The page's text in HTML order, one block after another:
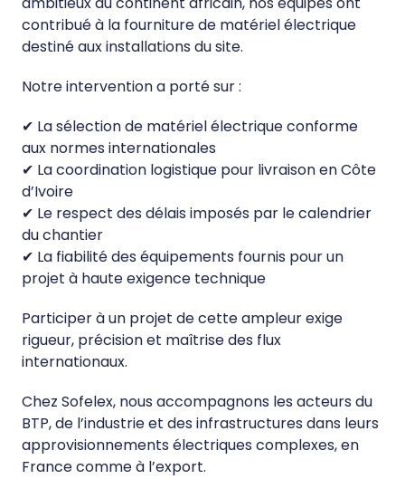
contribué à la fourniture de matériel électrique
destiné aux installations du site.
Notre intervention a porté sur :
✔ La sélection de matériel électrique conforme
aux normes internationales
✔ La coordination logistique pour livraison en Côte
d’Ivoire
✔ Le respect des délais imposés par le calendrier
du chantier
✔ La fiabilité des équipements fournis pour un
projet à haute exigence technique
Participer à un projet de cette ampleur exige
rigueur, précision et maîtrise des flux
internationaux.
Chez Sofelex, nous accompagnons les acteurs du
BTP, de l’industrie et des infrastructures dans leurs
approvisionnements électriques complexes, en
France comme à l’export.